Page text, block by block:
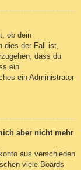
ob dein
dies der Fall ist,
dass du
ein
ein Administrator
aber nicht mehr
aus verschieden
viele Boards